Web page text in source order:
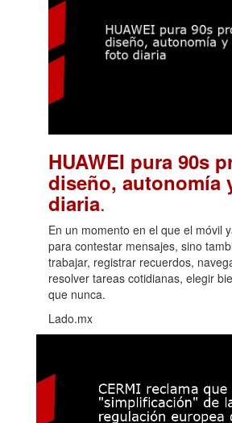
HUAWEI pura 90s
diseño, autonomía
diaria.
En un momento en el que el móvil
para contestar mensajes, sino
trabajar, registrar recuerdos,
resolver tareas cotidianas, elegir
que nunca.
Lado.mx